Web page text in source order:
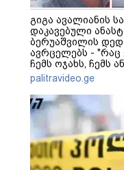
გიგა ავალიანის
დაკავებული
ბერუაშვილის
ავრცელებს - "რაც
ჩემს ოჯახს, ჩემს
გადახდა თავს, მის
არ ვარ"
palitravideo.ge